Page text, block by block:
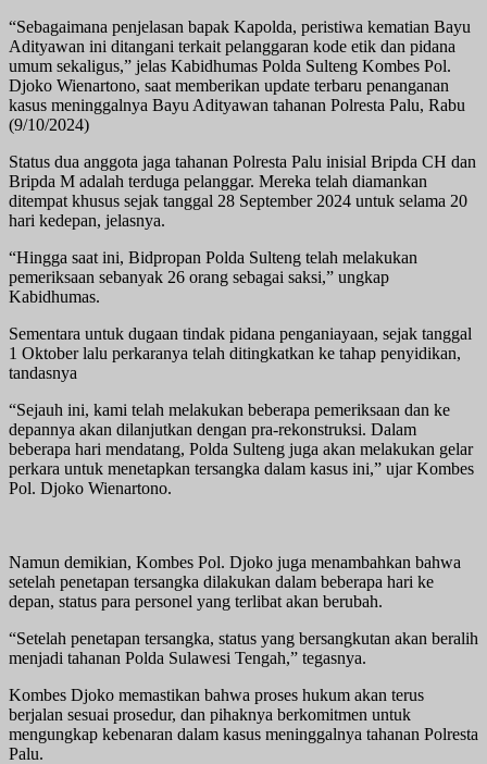
“Sebagaimana penjelasan bapak Kapolda, peristiwa kematian Bayu
Adityawan ini ditangani terkait pelanggaran kode etik dan pidana
umum sekaligus,” jelas Kabidhumas Polda Sulteng Kombes Pol.
Djoko Wienartono, saat memberikan update terbaru penanganan
kasus meninggalnya Bayu Adityawan tahanan Polresta Palu, Rabu
(9/10/2024)
Status dua anggota jaga tahanan Polresta Palu inisial Bripda CH dan
Bripda M adalah terduga pelanggar. Mereka telah diamankan
ditempat khusus sejak tanggal 28 September 2024 untuk selama 20
hari kedepan, jelasnya.
“Hingga saat ini, Bidpropan Polda Sulteng telah melakukan
pemeriksaan sebanyak 26 orang sebagai saksi,” ungkap
Kabidhumas.
Sementara untuk dugaan tindak pidana penganiayaan, sejak tanggal
1 Oktober lalu perkaranya telah ditingkatkan ke tahap penyidikan,
tandasnya
“Sejauh ini, kami telah melakukan beberapa pemeriksaan dan ke
depannya akan dilanjutkan dengan pra-rekonstruksi. Dalam
beberapa hari mendatang, Polda Sulteng juga akan melakukan gelar
perkara untuk menetapkan tersangka dalam kasus ini,” ujar Kombes
Pol. Djoko Wienartono.
Namun demikian, Kombes Pol. Djoko juga menambahkan bahwa
setelah penetapan tersangka dilakukan dalam beberapa hari ke
depan, status para personel yang terlibat akan berubah.
“Setelah penetapan tersangka, status yang bersangkutan akan beralih
menjadi tahanan Polda Sulawesi Tengah,” tegasnya.
Kombes Djoko memastikan bahwa proses hukum akan terus
berjalan sesuai prosedur, dan pihaknya berkomitmen untuk
mengungkap kebenaran dalam kasus meninggalnya tahanan Polresta
Palu.